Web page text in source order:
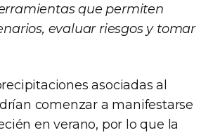
que permiten
evaluar riesgos y tomar
asociadas al
comenzar a manifestarse
en verano, por lo que la